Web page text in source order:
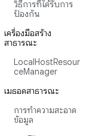
วิธีการที่ได้รับการ
ป้องกัน
เครื่องมือสร้าง
สาธารณะ
LocalHostResour
ceManager
เมธอดสาธารณะ
การทำความสะอาด
ข้อมูล